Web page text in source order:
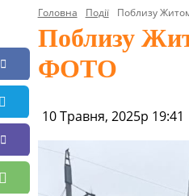
Головна Події Поблизу
Поблизу
ФОТО
10 Травня, 2025р 19:41